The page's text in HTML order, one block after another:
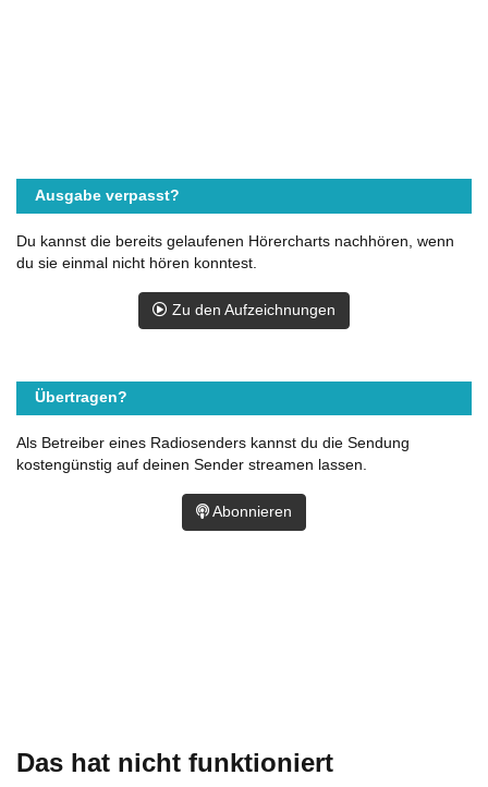
Das hat nicht funktioniert
Ausgabe verpasst?
Du kannst die bereits gelaufenen Hörercharts nachhören, wenn
du sie einmal nicht hören konntest.
Zu den Aufzeichnungen
Übertragen?
Als Betreiber eines Radiosenders kannst du die Sendung
kostengünstig auf deinen Sender streamen lassen.
Abonnieren